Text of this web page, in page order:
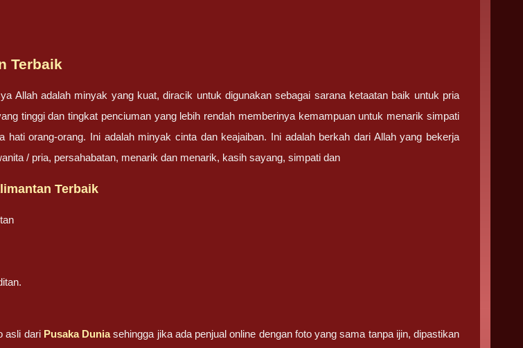
Terbaik
Allah adalah minyak yang kuat, diracik untuk digunakan sebagai sarana ketaatan baik untuk pria
tinggi dan tingkat penciuman yang lebih rendah memberinya kemampuan untuk menarik simpati
hati orang-orang. Ini adalah minyak cinta dan keajaiban. Ini adalah berkah dari Allah yang bekerja
/ pria, persahabatan, menarik dan menarik, kasih sayang, simpati dan
Terbaik
asli dari Pusaka Duniasehingga jika ada penjual online dengan foto yang sama tanpa ijin, dipastikan